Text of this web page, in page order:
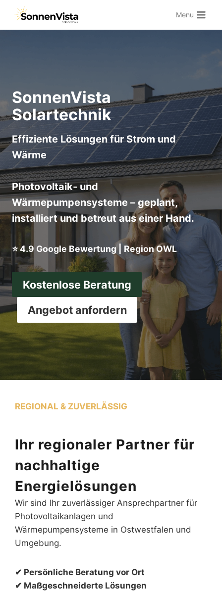
Inhalt
springen
Menu
SonnenVista
Solartechnik
Effiziente Lösungen für Strom und
Wärme
Photovoltaik- und
Wärmepumpensysteme – geplant,
installiert und betreut aus einer Hand.
⭐ 4.9 Google Bewertung | Region OWL
Kostenlose Beratung
Angebot anfordern
REGIONAL & ZUVERLÄSSIG
Ihr regionaler Partner für
nachhaltige
Energielösungen
Wir sind Ihr zuverlässiger Ansprechpartner für
Photovoltaikanlagen und
Wärmepumpensysteme in Ostwestfalen und
Umgebung.
✔ Persönliche Beratung vor Ort
✔ Maßgeschneiderte Lösungen